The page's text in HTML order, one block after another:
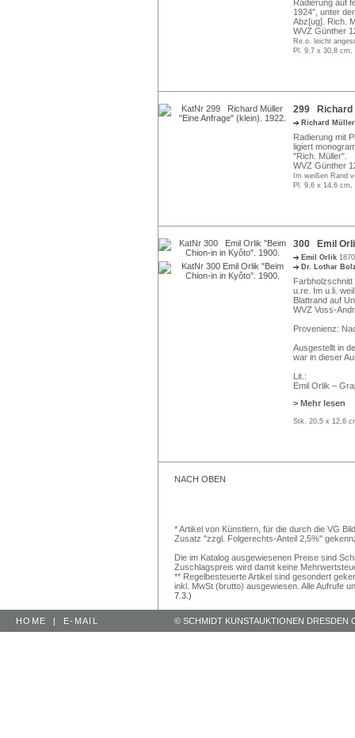
Radierung auf
1924", unter
Abz[ug]. Rich.
WVZ Günther
Re.o. leicht
Pl. 9,7 x 30,8
299 Richard
Richard
Radierung mit
ligiert
"Rich. Müller".
WVZ Günther
Im weißen Rand
Pl. 9,6 x 14,6
300 Emil
Emil Orlik
Dr. Lothar
Farbholzschnitt
u.re. Im u.li.
Blattrand auf
WVZ Voss-
Provenienz:
Ausgestellt in
war in dieser
Lit.:
Emil Orlik –
> Mehr lesen
Stk. 20,5 x 12,6
NACH OBEN
* Artikel von Künstlern, für die durch die VG
Zusatz "zzgl. Folgerechts-Anteil 2,5%"
Die im Katalog ausgewiesenen Preise sind
Zuschlagspreis wird damit keine
** Regelbesteuerte Artikel sind gesondert
inkl. MwSt (brutto) ausgewiesen. Alle Aufrufe
7.3.)
HOME | E-MAIL © SCHMIDT KUNSTAUKTIONEN DRESDEN